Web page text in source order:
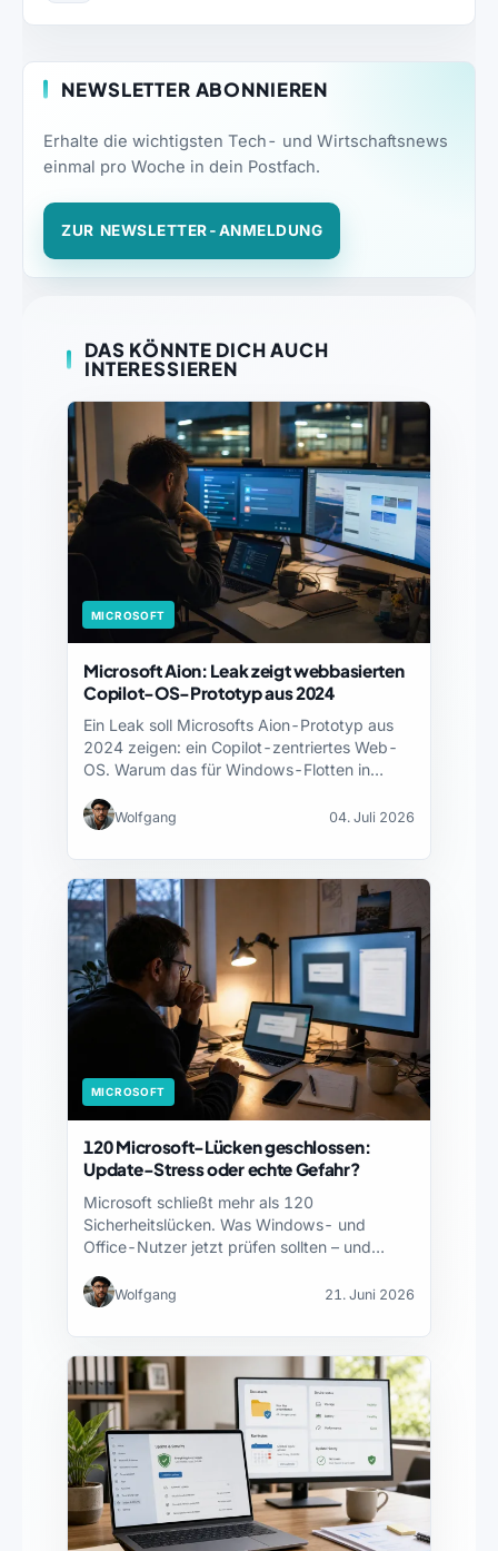
NEWSLETTER ABONNIEREN
Erhalte die wichtigsten Tech- und Wirtschaftsnews
einmal pro Woche in dein Postfach.
ZUR NEWSLETTER-ANMELDUNG
DAS KÖNNTE DICH AUCH
INTERESSIEREN
MICROSOFT
Microsoft Aion: Leak zeigt webbasierten
Copilot-OS-Prototyp aus 2024
Ein Leak soll Microsofts Aion-Prototyp aus
2024 zeigen: ein Copilot-zentriertes Web-
OS. Warum das für Windows-Flotten in…
Wolfgang 04. Juli 2026
MICROSOFT
120 Microsoft-Lücken geschlossen:
Update-Stress oder echte Gefahr?
Microsoft schließt mehr als 120
Sicherheitslücken. Was Windows- und
Office-Nutzer jetzt prüfen sollten – und
Wolfgang 21. Juni 2026